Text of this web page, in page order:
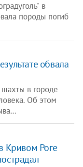
в
породы погиб
обвала
в городе
Об этом
Кривом Роге